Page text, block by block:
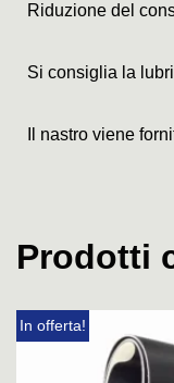
Riduzione del
Si consiglia la
Il nastro viene
Prodotti
In offerta!